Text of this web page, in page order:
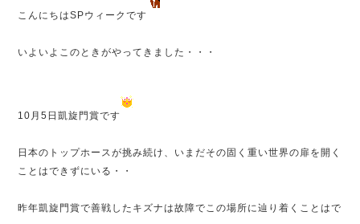
こんにちはSPウィークです
いよいよこのときがやってきました・・・
10月5日凱旋門賞です
日本のトップホースが挑み続け、いまだその固く重い世界の扉を開く
ことはできずにいる・・
昨年凱旋門賞で善戦したキズナは故障でこの場所に辿り着くことはで